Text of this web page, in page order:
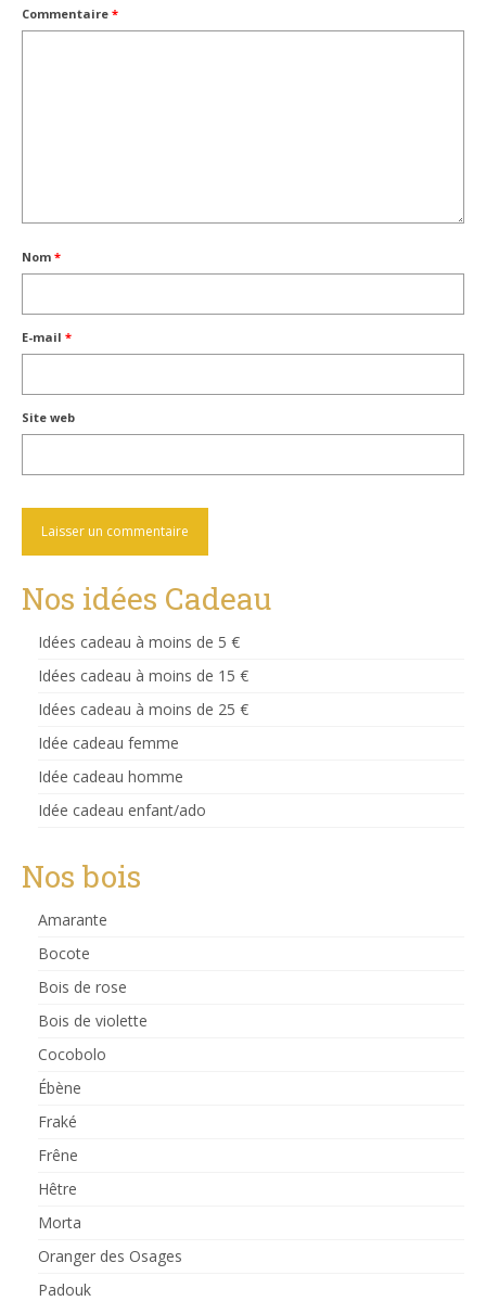
Commentaire *
Nom *
E-mail *
Site web
Nos idées Cadeau
Idées cadeau à moins de 5 €
Idées cadeau à moins de 15 €
Idées cadeau à moins de 25 €
Idée cadeau femme
Idée cadeau homme
Idée cadeau enfant/ado
Nos bois
Amarante
Bocote
Bois de rose
Bois de violette
Cocobolo
Ébène
Fraké
Frêne
Hêtre
Morta
Oranger des Osages
Padouk